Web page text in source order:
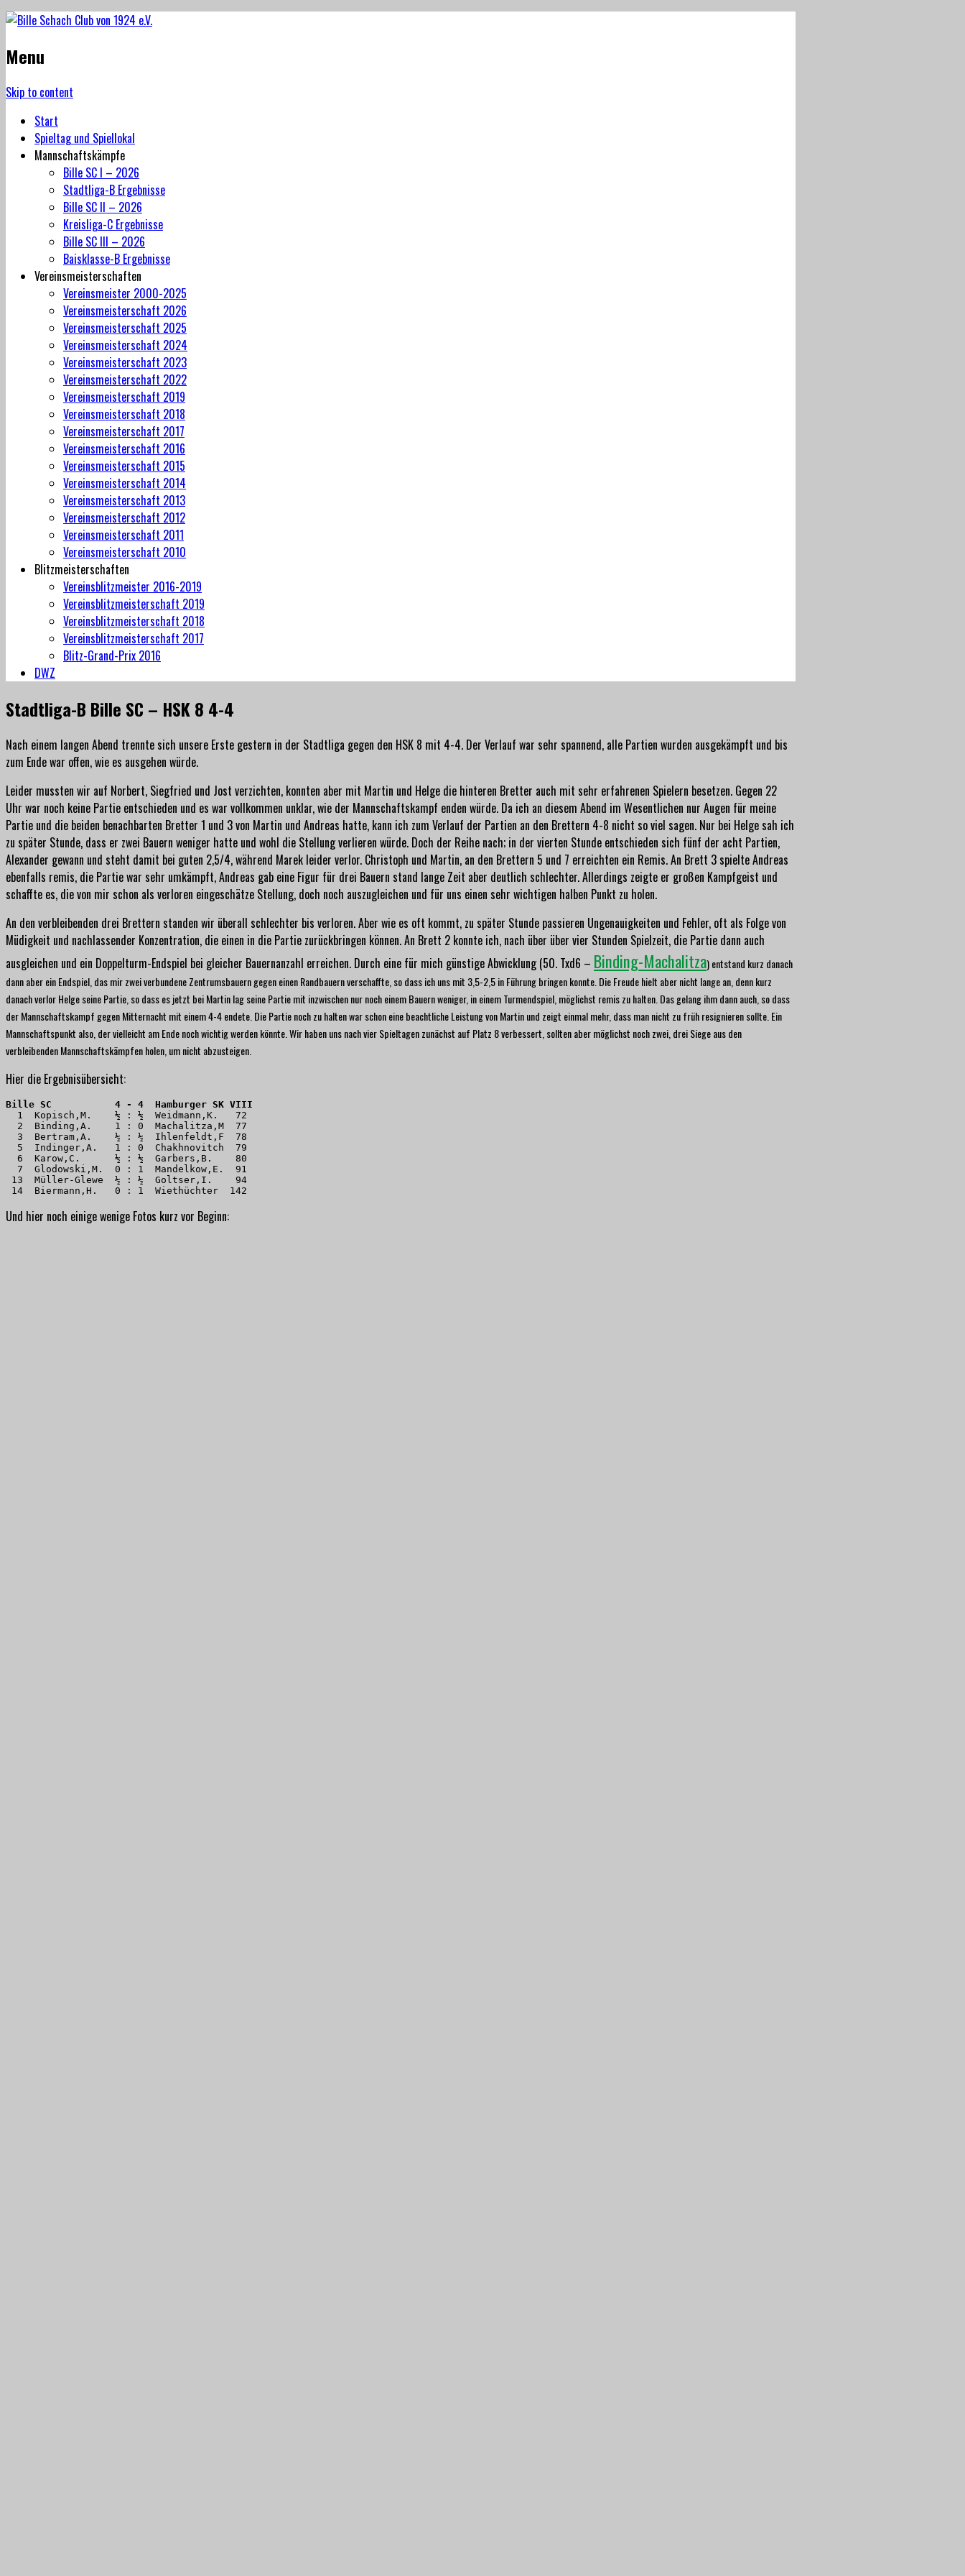
Menu
Skip to content
Start
Spieltag und Spiellokal
Mannschaftskämpfe
Bille SC I – 2026
Stadtliga-B Ergebnisse
Bille SC II – 2026
Kreisliga-C Ergebnisse
Bille SC III – 2026
Baisklasse-B Ergebnisse
Vereinsmeisterschaften
Vereinsmeister 2000-2025
Vereinsmeisterschaft 2026
Vereinsmeisterschaft 2025
Vereinsmeisterschaft 2024
Vereinsmeisterschaft 2023
Vereinsmeisterschaft 2022
Vereinsmeisterschaft 2019
Vereinsmeisterschaft 2018
Vereinsmeisterschaft 2017
Vereinsmeisterschaft 2016
Vereinsmeisterschaft 2015
Vereinsmeisterschaft 2014
Vereinsmeisterschaft 2013
Vereinsmeisterschaft 2012
Vereinsmeisterschaft 2011
Vereinsmeisterschaft 2010
Blitzmeisterschaften
Vereinsblitzmeister 2016-2019
Vereinsblitzmeisterschaft 2019
Vereinsblitzmeisterschaft 2018
Vereinsblitzmeisterschaft 2017
Blitz-Grand-Prix 2016
DWZ
Stadtliga-B Bille SC – HSK 8 4-4
Nach einem langen Abend trennte sich unsere Erste gestern in der Stadtliga gegen den HSK 8 mit 4-4. Der Verlauf war sehr spannend, alle Partien wurden ausgekämpft und bis
zum Ende war offen, wie es ausgehen würde.
Leider mussten wir auf Norbert, Siegfried und Jost verzichten, konnten aber mit Martin und Helge die hinteren Bretter auch mit sehr erfahrenen Spielern besetzen. Gegen 22
Uhr war noch keine Partie entschieden und es war vollkommen unklar, wie der Mannschaftskampf enden würde. Da ich an diesem Abend im Wesentlichen nur Augen für meine
Partie und die beiden benachbarten Bretter 1 und 3 von Martin und Andreas hatte, kann ich zum Verlauf der Partien an den Brettern 4-8 nicht so viel sagen. Nur bei Helge sah ich
zu später Stunde, dass er zwei Bauern weniger hatte und wohl die Stellung verlieren würde. Doch der Reihe nach; in der vierten Stunde entschieden sich fünf der acht Partien,
Alexander gewann und steht damit bei guten 2,5/4, während Marek leider verlor. Christoph und Martin, an den Brettern 5 und 7 erreichten ein Remis. An Brett 3 spielte Andreas
ebenfalls remis, die Partie war sehr umkämpft, Andreas gab eine Figur für drei Bauern stand lange Zeit aber deutlich schlechter. Allerdings zeigte er großen Kampfgeist und
schaffte es, die von mir schon als verloren eingeschätze Stellung, doch noch auszugleichen und für uns einen sehr wichtigen halben Punkt zu holen.
An den verbleibenden drei Brettern standen wir überall schlechter bis verloren. Aber wie es oft kommt, zu später Stunde passieren Ungenauigkeiten und Fehler, oft als Folge von
Müdigkeit und nachlassender Konzentration, die einen in die Partie zurückbringen können. An Brett 2 konnte ich, nach über über vier Stunden Spielzeit, die Partie dann auch
ausgleichen und ein Doppelturm-Endspiel bei gleicher Bauernanzahl erreichen. Durch eine für mich günstige Abwicklung (50. Txd6 – Binding-Machalitza) entstand kurz danach
dann aber ein Endspiel, das mir zwei verbundene Zentrumsbauern gegen einen Randbauern verschaffte, so dass ich uns mit 3,5-2,5 in Führung bringen konnte . Die Freude hielt aber nicht lange an, denn kurz
danach verlor Helge seine Partie, so dass es jetzt bei Martin lag seine Partie mit inzwischen nur noch einem Bauern weniger, in einem Turmendspiel, möglichst remis zu halten. Das gelang ihm dann auch, so dass
der Mannschaftskampf gegen Mitternacht mit einem 4-4 endete. Die Partie noch zu halten war schon eine beachtliche Leistung von Martin und zeigt einmal mehr, dass man nicht zu früh resignieren sollte. Ein
Mannschaftspunkt also, der vielleicht am Ende noch wichtig werden könnte. Wir haben uns nach vier Spieltagen zunächst auf Platz 8 verbessert, sollten aber möglichst noch zwei, drei Siege aus den
verbleibenden Mannschaftskämpfen holen, um nicht abzusteigen.
Hier die Ergebnisübersicht:
Bille SC           4 - 4  Hamburger SK VIII
  1  Kopisch,M.    ½ : ½  Weidmann,K.   72
  2  Binding,A.    1 : 0  Machalitza,M  77
  3  Bertram,A.    ½ : ½  Ihlenfeldt,F  78
  5  Indinger,A.   1 : 0  Chakhnovitch  79
  6  Karow,C.      ½ : ½  Garbers,B.    80
  7  Glodowski,M.  0 : 1  Mandelkow,E.  91
13  Müller-Glewe  ½ : ½  Goltser,I.    94
14  Biermann,H.   0 : 1  Wiethüchter  142
Und hier noch einige wenige Fotos kurz vor Beginn: